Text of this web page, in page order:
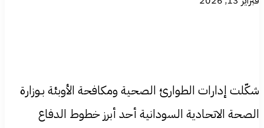
شكّلت إدارات الطوارئ الصحية ومكافحة الأوبئة بـوزارة
الصحة الاتحادية السودانية أحد أبرز خطوط الدفاع